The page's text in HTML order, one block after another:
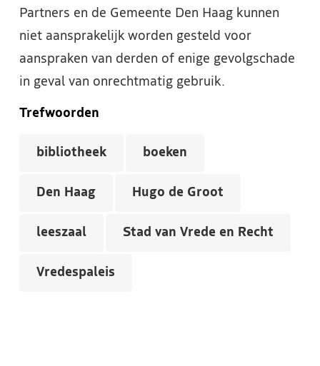
Partners en de Gemeente Den Haag kunnen
niet aansprakelijk worden gesteld voor
aanspraken van derden of enige gevolgschade
in geval van onrechtmatig gebruik.
Trefwoorden
bibliotheek boeken
Den Haag Hugo de Groot
leeszaal Stad van Vrede en Recht
Vredespaleis